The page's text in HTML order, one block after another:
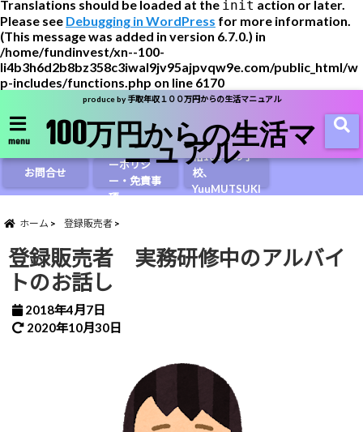
Translations should be loaded at the init action or later.
Please see Debugging in WordPress for more information.
(This message was added in version 6.7.0.) in
/home/fundinvest/xn--100-
li4b3h6d2b8bz358c3iwal9jv95ajpvqw9e.com/public_html/w
p-includes/functions.php on line 6170
produce by 手取年収１００万円からの生活マニュアル
menu 100万円からの生活マ
ニュアル
お問合せ
プライバシ
ーポリシ
ー・免責事
項
登販部：登録
販売者試験合
格100％の学
校、
YuuMUTSUKI
ホーム 登録販売者
登録販売者 実務研修中のアルバイ
トのお話し
2018年4月7日
2020年10月30日